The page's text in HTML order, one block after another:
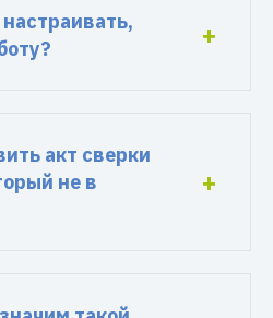
акт сверки
не в